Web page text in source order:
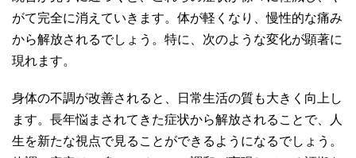
がて完全に消えていきます。体が軽くなり、慢性的な痛み
から解放されるでしょう。特に、次のような変化が顕著に
現れます。
身体の不調が改善されると、日常生活の質も大きく向上し
ます。長年悩まされてきた症状から解放されることで、人
生を新たな視点で見ることができるようになるでしょう。